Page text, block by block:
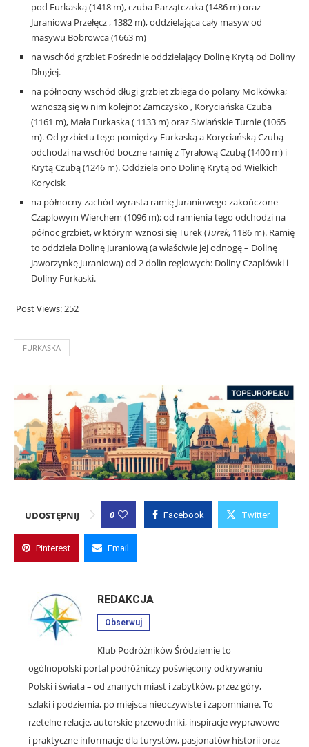
pod Furkaską (1418 m), czuba Parzątczaka (1486 m) oraz
Juraniowa Przełęcz , 1382 m), oddzielająca cały masyw od
masywu Bobrowca (1663 m)
na wschód grzbiet Pośrednie oddzielający Dolinę Krytą od Doliny
Długiej.
na północny wschód długi grzbiet zbiega do polany Molkówka;
wznoszą się w nim kolejno:Zamczysko , Koryciańska Czuba
(1161 m), Mała Furkaska ( 1133 m) oraz Siwiańskie Turnie (1065
m). Od grzbietu tego pomiędzy Furkaską a Koryciańską Czubą
odchodzi na wschód boczne ramię z Tyrałową Czubą (1400 m) i
Krytą Czubą (1246 m). Oddziela ono Dolinę Krytą od Wielkich
Korycisk
na północny zachód wyrasta ramię Juraniowego zakończone
Czaplowym Wierchem (1096 m); od ramienia tego odchodzi na
północ grzbiet, w którym wznosi się Turek (Turek, 1186 m). Ramię
to oddziela Dolinę Juraniową (a właściwie jej odnogę – Dolinę
Jaworzynkę Juraniową) od 2 dolin reglowych: Doliny Czaplówki i
Doliny Furkaski.
Post Views:252
FURKASKA
UDOSTĘPNIJ 0 Facebook Twitter
Pinterest Email
REDAKCJA
Obserwuj
Klub Podróżników Śródziemie to
ogólnopolski portal podróżniczy poświęcony odkrywaniu
Polski i świata – od znanych miast i zabytków, przez góry,
szlaki i podziemia, po miejsca nieoczywiste i zapomniane. To
rzetelne relacje, autorskie przewodniki, inspiracje wyprawowe
i praktyczne informacje dla turystów, pasjonatów historii oraz